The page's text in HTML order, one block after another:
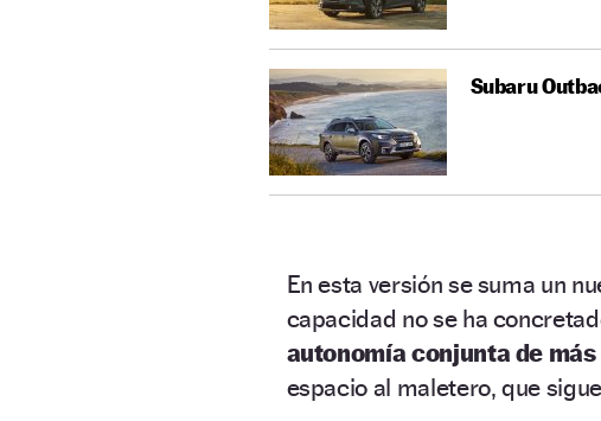
Subaru
En esta versión se suma un
capacidad no se ha
autonomía conjunta de
espacio al maletero, que